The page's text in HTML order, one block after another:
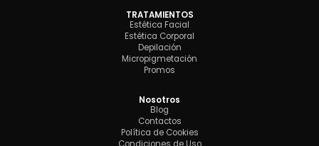
TRATAMIENTOS
Estética Facial
Estética Corporal
Depilación
Micropigmetación
Promos
Nosotros
Blog
Contactos
Política de Cookies